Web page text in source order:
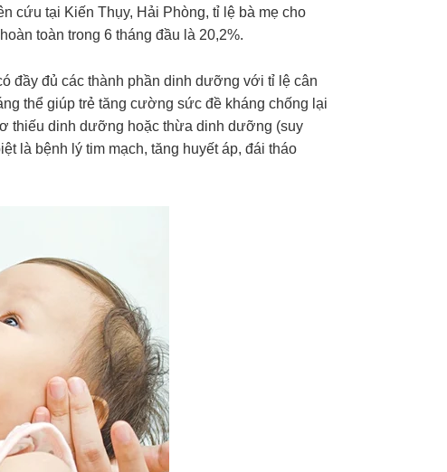
cứu tại Kiến Thụy, Hải Phòng, tỉ lệ bà mẹ cho
toàn trong 6 tháng đầu là 20,2%.
đầy đủ các thành phần dinh dưỡng với tỉ lệ cân
thể giúp trẻ tăng cường sức đề kháng chống lại
thiếu dinh dưỡng hoặc thừa dinh dưỡng (suy
là bệnh lý tim mạch, tăng huyết áp, đái tháo